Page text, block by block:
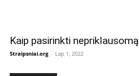
Kaip pasirinkti
Straipsniai.org - Lap 1, 2022